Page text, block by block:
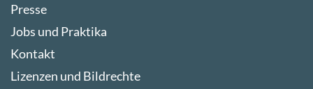
Presse
Jobs und Praktika
Kontakt
Lizenzen und Bildrechte